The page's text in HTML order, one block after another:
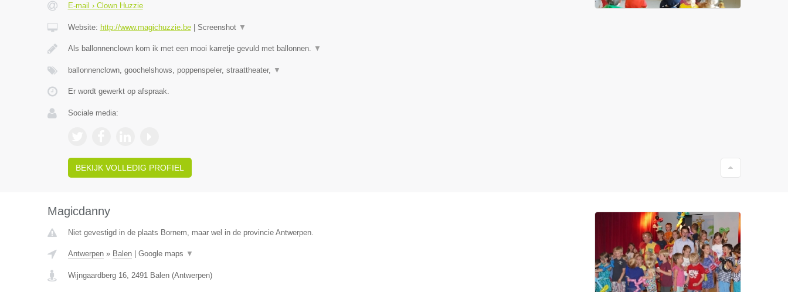
E-mail › Clown Huzzie
Website: http://www.magichuzzie.be| Screenshot ▼
Als ballonnenclown kom ik met een mooi karretje gevuld met ballonnen. ▼
ballonnenclown, goochelshows, poppenspeler, straattheater, ▼
Er wordt gewerkt op afspraak.
Sociale media:
BEKIJK VOLLEDIG PROFIEL
Magicdanny
Niet gevestigd in de plaats Bornem, maar wel in de provincie Antwerpen.
Antwerpen» Balen| Google maps ▼
Wijngaardberg 16, 2491 Balen(Antwerpen)